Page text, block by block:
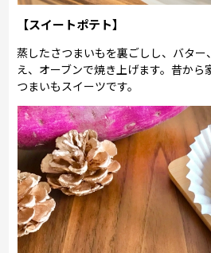
【スイートポテト】
蒸したさつまいもを裏ごしし、バタ
え、オーブンで焼き上げます。昔か
つまいもスイーツです。